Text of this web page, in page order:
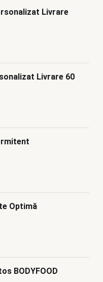
produsului.
Livrare
Livrare 60
Optimă
BODYFOOD